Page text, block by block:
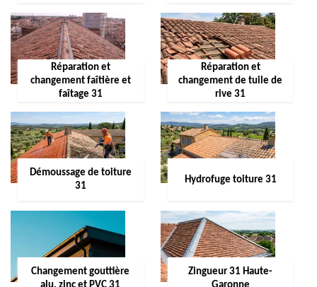
Réparation et
changement faîtière et
faîtage 31
Réparation et
changement de tuile de
rive 31
Démoussage de toiture
31
Hydrofuge toiture 31
Changement gouttière
Zingueur 31 Haute-